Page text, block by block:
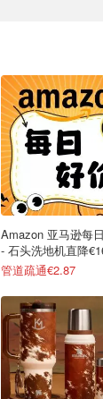
Amazon 亚马逊每
- 石头洗地机直降
管道疏通€2.87